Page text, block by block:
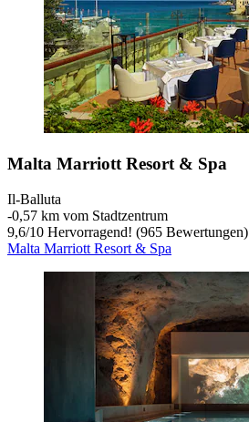
Malta Marriott Resort & Spa
Il-Balluta
‐0,57 km vom Stadtzentrum
9,6/10 Hervorragend! (965 Bewertungen)
Malta Marriott Resort & Spa